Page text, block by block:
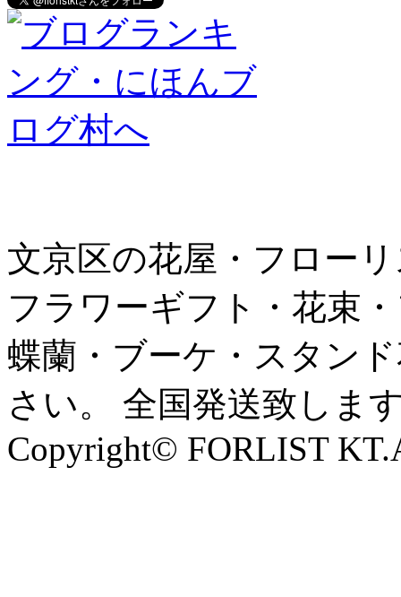
文京区の花屋・フロー
フラワーギフト・花束
蝶蘭・ブーケ・スタン
さい。 全国発送致しま
Copyright© FORLIST